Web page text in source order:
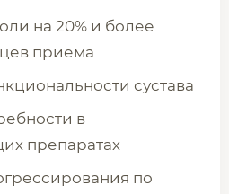
на 20% и более
приема
сустава
в
препаратах
по